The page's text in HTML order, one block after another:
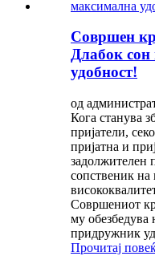
Совршен
Длабок
удобност!
од
Кога станува
пријатели,
пријатна и
задолжителен
сопственик на
Совршениот
му
придружник
Прочитај